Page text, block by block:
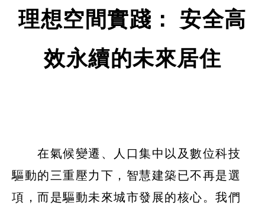
理想空間實踐： 安全高
效永續的未來居住
在氣候變遷、人口集中以及數位科技
驅動的三重壓力下，智慧建築已不再是選
項，而是驅動未來城市發展的核心。我們